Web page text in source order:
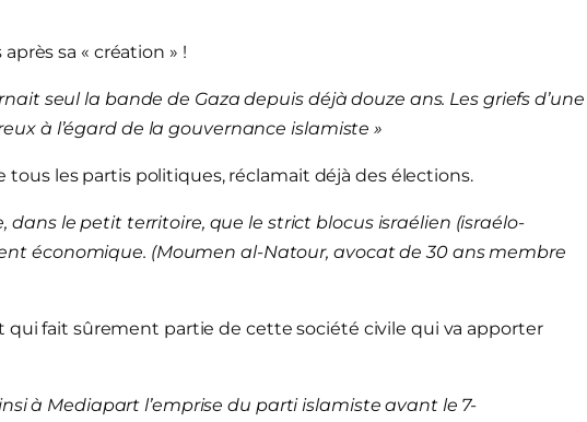
sa « création » !
seul la bande de Gaza depuis déjà douze ans. Les griefs d’une
à l’égard de la gouvernance islamiste »
tous les partis politiques, réclamait déjà des élections.
dans le petit territoire, que le strict blocus israélien (israélo-
économique. (Moumen al-Natour, avocat de 30 ans membre
qui fait sûrement partie de cette société civile qui va apporter
à Mediapart l’emprise du parti islamiste avant le 7-